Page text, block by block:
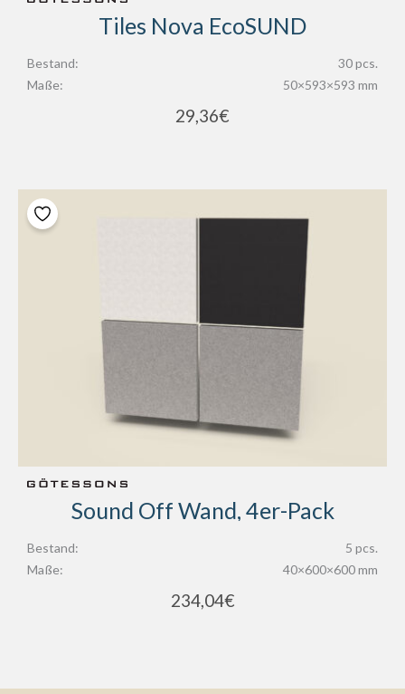
Tiles Nova EcoSUND
Bestand:
30 pcs.
Maße:
50×593×593 mm
29,36€
Sound Off Wand, 4er-Pack
Bestand:
5 pcs.
Maße:
40×600×600 mm
234,04€